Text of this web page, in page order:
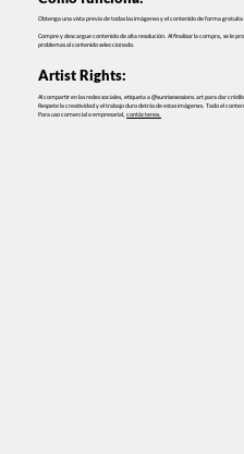
Obtenga una vista previa de todas las imágenes y el contenido de forma gratuita
Compre y descargue contenido de alta resolución. Al finalizar la compra, se le
problemas al contenido seleccionado.
Artist Rights:
Al compartir en las redes sociales, etiqueta a @sunrisesessions.art para dar
Respete la creatividad y el trabajo duro detrás de estas imágenes. Todo el
Para uso comercial o empresarial,contáctenos.